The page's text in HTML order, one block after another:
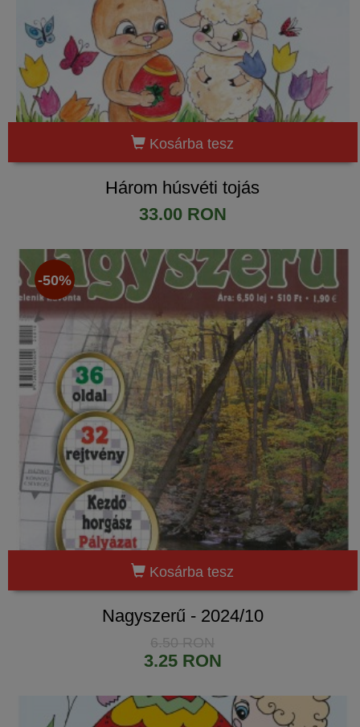
Kosárba tesz
Három húsvéti tojás
33.00 RON
Kosárba tesz
-50%
Nagyszerű - 2024/10
6.50 RON
3.25 RON